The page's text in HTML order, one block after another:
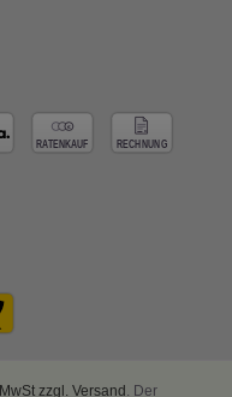
MwSt zzgl. Versand . Der